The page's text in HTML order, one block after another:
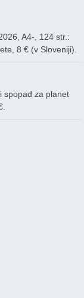
A4-, 124 str.:
8 € (v Sloveniji).
spopad za planet